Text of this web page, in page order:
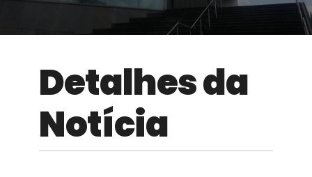
ADERIR AGORA!
RECURSOS BIBLIOGRÁFICOS
Detalhes da
Notícia